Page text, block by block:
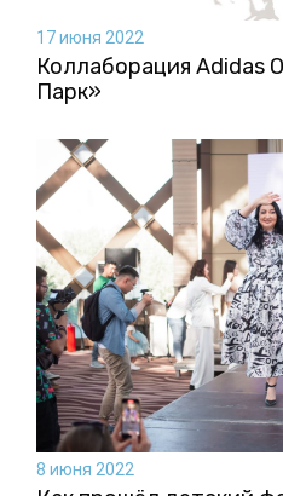
17 июня 2022
Коллаборация Аdidas
Парк»
8 июня 2022